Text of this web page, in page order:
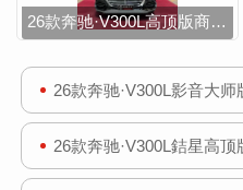
26款奔驰·V300L高顶版商务车
26款奔驰·V300L影音大
26款奔驰·V300L銡星高